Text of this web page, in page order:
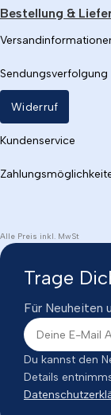
Bestellung &
Sendungsverfolgung
Widerruf
Kundenservice
Alle Preis inkl. MwSt
Trage
Für Neuheiten
Du kannst den
Details